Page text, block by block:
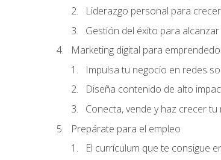
Liderazgo personal para
Gestión del éxito para
Marketing digital para
Impulsa tu negocio en redes
Diseña contenido de alto
Conecta, vende y haz crecer tu
Prepárate para el empleo
El currículum que te consigue